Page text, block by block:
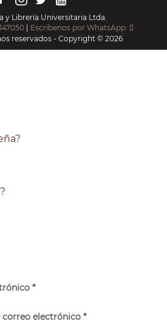
y Librería Universitaria Ltda.
Escríbenos por WhatsApp:
reservados - Copyright © 2026
*
electrónico *